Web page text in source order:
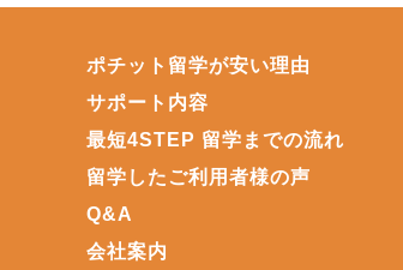
ポチット留学が安い理由
サポート内容
最短4STEP 留学までの流れ
留学したご利用者様の声
Q&A
会社案内